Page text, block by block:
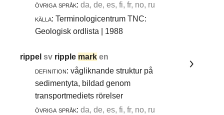
övriga språk: da, de, es, fi, fr, no, ru
källa: Terminologicentrum TNC:
Geologisk ordlista | 1988
rippelsv ripple mark en
definition: vågliknande struktur på
sedimentyta, bildad genom
transportmediets rörelser
övriga språk: da, de, es, fi, fr, no, ru